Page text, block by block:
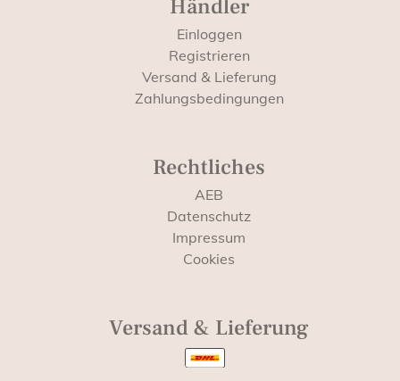
Händler
Einloggen
Registrieren
Versand & Lieferung
Zahlungsbedingungen
Rechtliches
AEB
Datenschutz
Impressum
Cookies
Versand & Lieferung